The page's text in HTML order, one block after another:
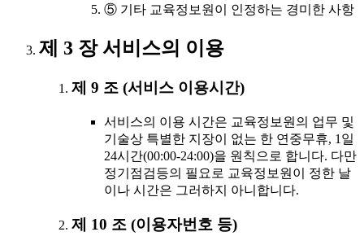
⑤ 기타 교육정보원이 인정하는 경미한 사항
제 3 장 서비스의 이용
제 9 조 (서비스 이용시간)
서비스의 이용 시간은 교육정보원의 업무 및
기술상 특별한 지장이 없는 한 연중무휴, 1일
24시간(00:00-24:00)을 원칙으로 합니다. 다만
정기점검등의 필요로 교육정보원이 정한 날
이나 시간은 그러하지 아니합니다.
제 10 조 (이용자번호 등)